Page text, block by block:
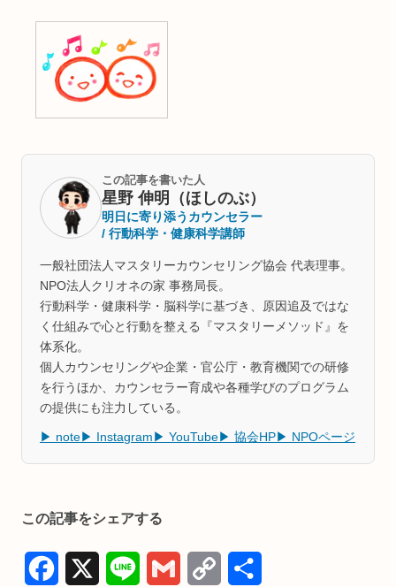
この記事を書いた人
星野 伸明（ほしのぶ）
明日に寄り添うカウンセラー
/ 行動科学・健康科学講師
一般社団法人マスタリーカウンセリング協会 代表理事。
NPO法人クリオネの家 事務局長。
行動科学・健康科学・脳科学に基づき、原因追及ではな
く仕組みで心と行動を整える『マスタリーメソッド』を
体系化。
個人カウンセリングや企業・官公庁・教育機関での研修
を行うほか、カウンセラー育成や各種学びのプログラム
の提供にも注力している。
▶ note ▶ Instagram ▶ YouTube ▶ 協会HP ▶ NPOページ
この記事をシェアする